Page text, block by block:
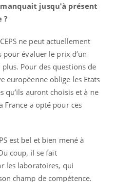
manquait jusqu'à présent
?
ne peut actuellement
évaluer le prix d’un
Pour des questions de
européenne oblige les Etats
qu’ils auront choisis et à ne
France a opté pour ces
est bel et bien mené à
coup, il se fait
les laboratoires, qui
champ de compétence.